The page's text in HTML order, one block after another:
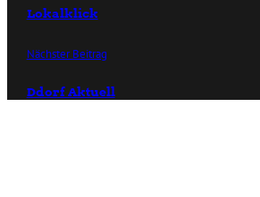
Lokalklick
Nächster Beitrag
Ddorf Aktuell